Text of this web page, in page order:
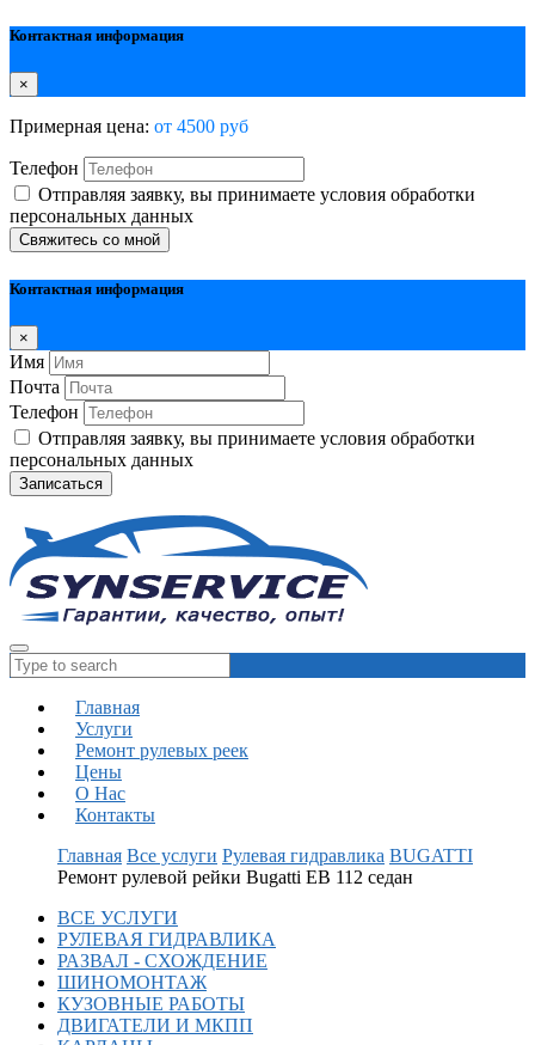
Контактная информация
×
Примерная цена: от 4500 руб
Телефон
Отправляя заявку, вы принимаете условия обработки
персональных данных
Свяжитесь со мной
Контактная информация
×
Имя
Почта
Телефон
Отправляя заявку, вы принимаете условия обработки
персональных данных
Записаться
Главная
Услуги
Ремонт рулевых реек
Цены
О Нас
Контакты
Главная Все услуги Рулевая гидравлика BUGATTI
Ремонт рулевой рейки Bugatti EB 112 седан
ВСЕ УСЛУГИ
РУЛЕВАЯ ГИДРАВЛИКА
РАЗВАЛ - СХОЖДЕНИЕ
ШИНОМОНТАЖ
КУЗОВНЫЕ РАБОТЫ
ДВИГАТЕЛИ И МКПП